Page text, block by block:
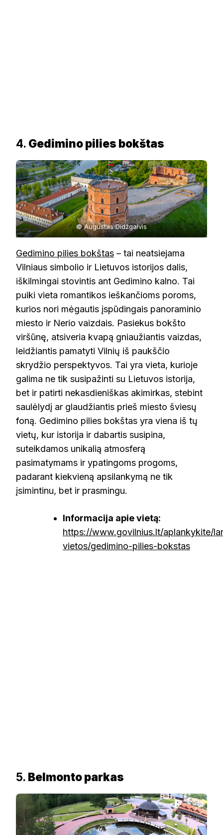
4. Gedimino pilies bokštas
© Augustas Didžgalvis
Gedimino pilies bokštas – tai neatsiejama
Vilniaus simbolio ir Lietuvos istorijos dalis,
iškilmingai stovintis ant Gedimino kalno. Tai
puiki vieta romantikos ieškančioms poroms,
kurios nori mėgautis įspūdingais panoraminio
miesto ir Nerio vaizdais. Pasiekus bokšto
viršūnę, atsiveria kvapą gniaužiantis vaizdas,
leidžiantis pamatyti Vilnių iš paukščio
skrydžio perspektyvos. Tai yra vieta, kurioje
galima ne tik susipažinti su Lietuvos istorija,
bet ir patirti nekasdieniškas akimirkas, stebint
saulėlydį ar glaudžiantis prieš miesto šviesų
foną. Gedimino pilies bokštas yra viena iš tų
vietų, kur istorija ir dabartis susipina,
suteikdamos unikalią atmosferą
pasimatymams ir ypatingoms progoms,
padarant kiekvieną apsilankymą ne tik
įsimintinu, bet ir prasmingu.
Informacija apie vietą:
https://www.govilnius.lt/aplankykite/
vietos/gedimino-pilies-bokstas
5. Belmonto parkas